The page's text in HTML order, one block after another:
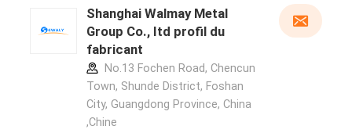
Shanghai Walmay Metal
Group Co., Itd profil du
fabricant
No.13 Fochen Road, Chencun
Town, Shunde District, Foshan
City, Guangdong Province, China
,Chine